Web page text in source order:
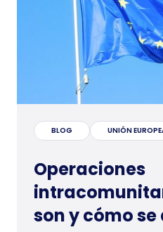
BLOG UNIÓN
Operaciones
son y cómo